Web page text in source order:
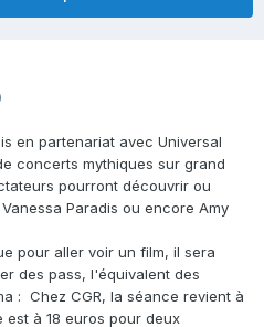
en partenariat avec Universal
concerts mythiques sur grand
pourront découvrir ou
Paradis ou encore Amy
pour aller voir un film, il sera
des pass, l'équivalent des
: Chez CGR, la séance revient à
est à 18 euros pour deux